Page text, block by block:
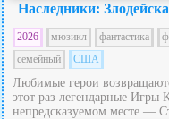
Наследники:
2026 мюзикл фантастика
семейный
США
Любимые герои
этот раз легендарные Игры
непредсказуемом месте —